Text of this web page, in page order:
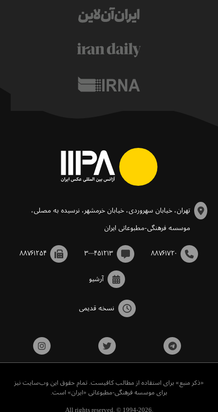
تهران، خیابان سهروردی، خیابان خرمشهر، نرسیده به مصلی،
موسسه فرهنگی-مطبوعاتی ایران
۸۸۷۶۱۷۲۰ ۳۰۰۰۴۵۱۲۱۳ ۸۸۷۶۱۲۵۴
آرشیو
نسخه قدیمی
«ذکر منبع» برای استفاده از مطالب کافیست. تمام حقوق این وب‌سایت نیز
برای موسسه فرهنگی-مطبوعاتی «ایران» است.